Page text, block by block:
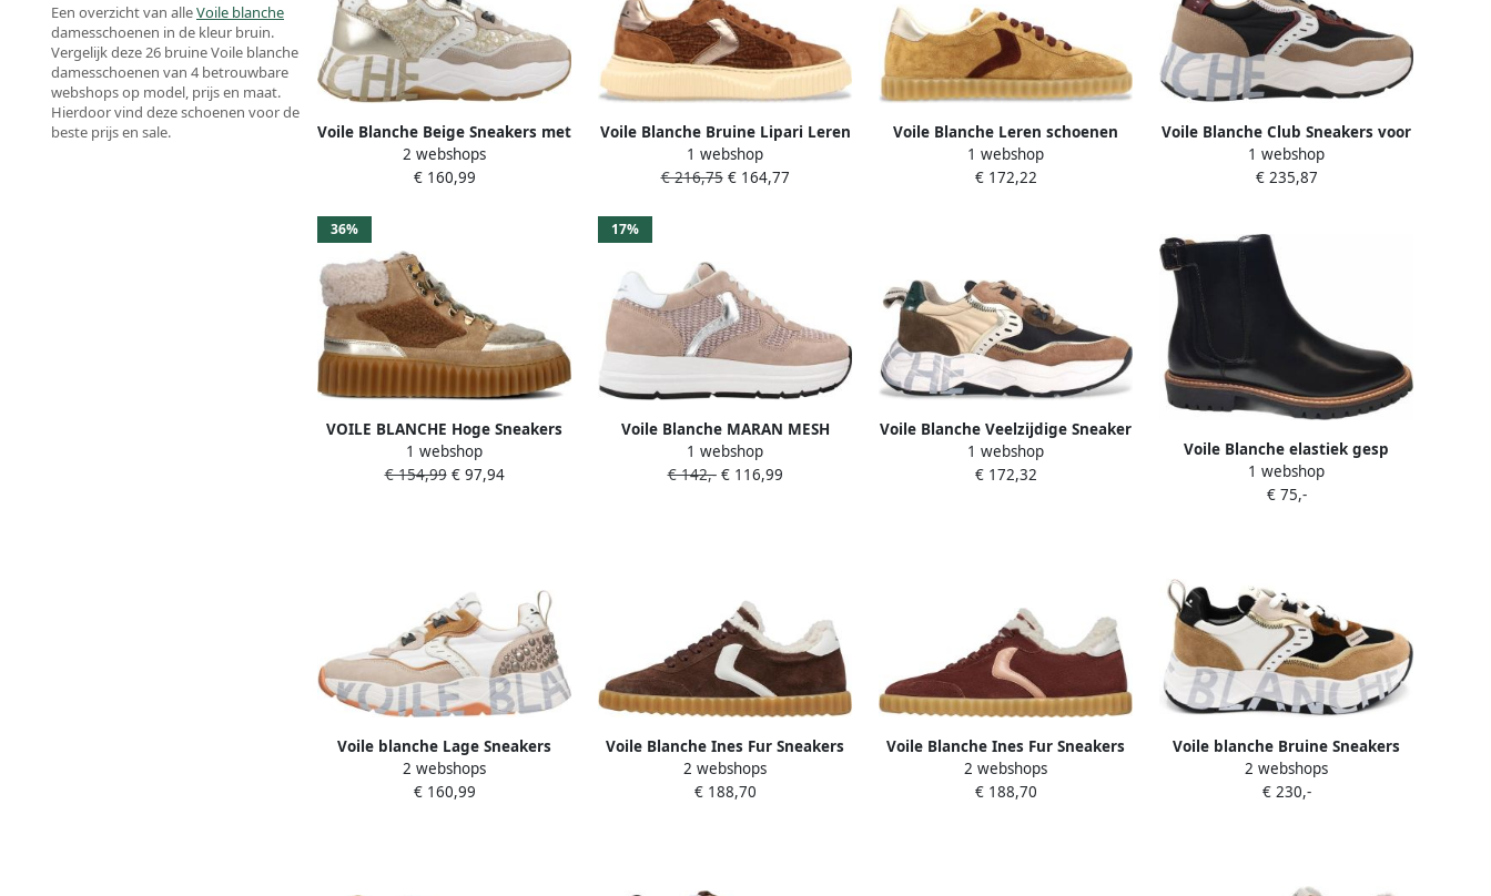
Een overzicht van alleVoile blanche
damesschoenen in de kleur bruin.
Vergelijk deze 26 bruine Voile blanche
damesschoenen van 4 betrouwbare
webshops op model, prijs en maat.
Hierdoor vind deze schoenen voor de
beste prijs en sale.
Voile Blanche Beige Sneakers met
Pailletten Bouclé Stijl
2 webshops
€ 160,99
Voile Blanche Bruine Lipari Leren
Sneakers
1 webshop
€ 216,75€ 164,77
Voile Blanche Leren schoenen
Ines
1 webshop
€ 172,22
Voile Blanche Club Sneakers voor
stijlvolle looks
1 webshop
€ 235,87
36%
VOILE BLANCHE Hoge Sneakers
Dames Eva Hike Maat: 36
Materiaal: Suède Kleur: Camel
1 webshop
€ 154,99€ 97,94
17%
Voile Blanche MARAN MESH
Lichtbruin
1 webshop
€ 142,-€ 116,99
Voile Blanche Veelzijdige Sneaker
met Bovenwerk van Suède Stof
Nylon
1 webshop
€ 172,32
Voile Blanche elastiek gesp
lederen chelsea laarzen Dubbie
dk bruin
1 webshop
€ 75,-
Voile blanche Lage Sneakers
2017475-31 Club105
2 webshops
€ 160,99
Voile Blanche Ines Fur Sneakers
2 webshops
€ 188,70
Voile Blanche Ines Fur Sneakers
2 webshops
€ 188,70
Voile blanche Bruine Sneakers
met Leren en Stoffen Voering
Bruin Dames
2 webshops
€ 230,-